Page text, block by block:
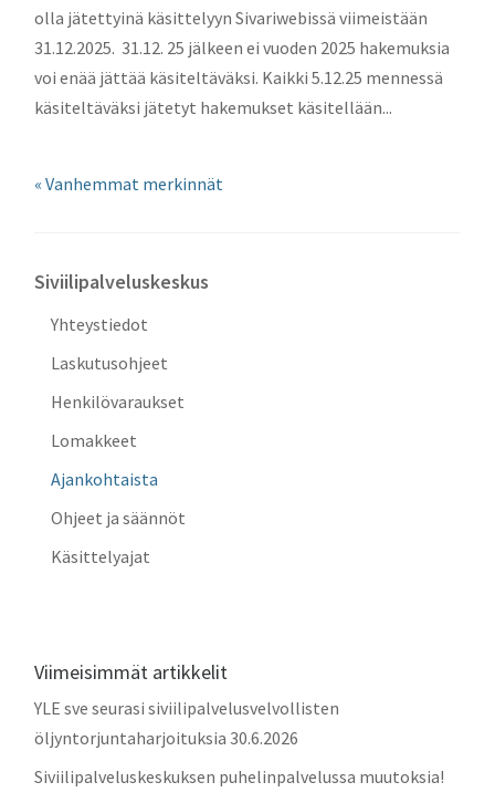
olla jätettyinä käsittelyyn Sivariwebissä viimeistään
31.12.2025. 31.12. 25 jälkeen ei vuoden 2025 hakemuksia
voi enää jättää käsiteltäväksi. Kaikki 5.12.25 mennessä
käsiteltäväksi jätetyt hakemukset käsitellään...
« Vanhemmat merkinnät
Siviilipalveluskeskus
Yhteystiedot
Laskutusohjeet
Henkilövaraukset
Lomakkeet
Ajankohtaista
Ohjeet ja säännöt
Käsittelyajat
Viimeisimmät artikkelit
YLE sve seurasi siviilipalvelusvelvollisten
öljyntorjuntaharjoituksia 30.6.2026
Siviilipalveluskeskuksen puhelinpalvelussa muutoksia!